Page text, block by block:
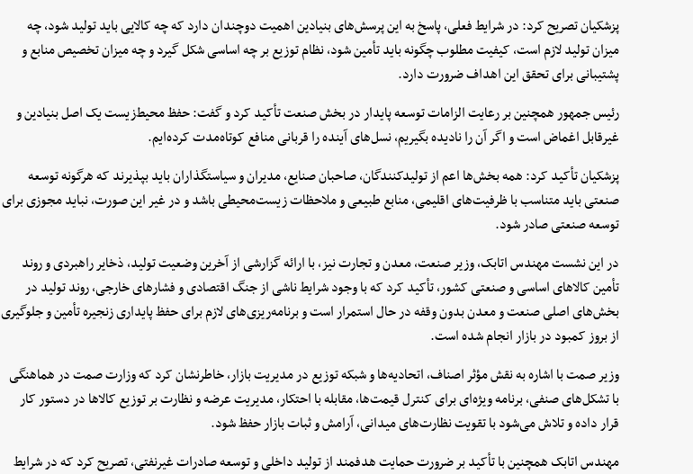
پزشکیان تصریح کرد: در شرایط فعلی، پاسخ به این پرسش‌های بنیادین اهمیت دوچندان دارد که چه کالایی باید تولید شود، چه
میزان تولید لازم است، کیفیت مطلوب چگونه باید تأمین شود، نظام توزیع بر چه اساسی شکل گیرد و چه میزان تخصیص منابع و
پشتیبانی برای تحقق این اهداف ضرورت دارد.
رئیس جمهور همچنین بر رعایت الزامات توسعه پایدار در بخش صنعت تأکید کرد و گفت: حفظ محیط‌زیست یک اصل بنیادین و
غیرقابل اغماض است و اگر آن را نادیده بگیریم، نسل‌های آینده را قربانی منافع کوتاه‌مدت کرده‌ایم.
پزشکیان تأکید کرد: همه بخش‌ها اعم از تولیدکنندگان، صاحبان صنایع، مدیران و سیاستگذاران باید بپذیرند که هرگونه توسعه
صنعتی باید متناسب با ظرفیت‌های اقلیمی، منابع طبیعی و ملاحظات زیست‌محیطی باشد و در غیر این صورت، نباید مجوزی برای
توسعه صنعتی صادر شود.
در این نشست مهندس اتابک، وزیر صنعت، معدن و تجارت نیز، با ارائه گزارشی از آخرین وضعیت تولید، ذخایر راهبردی و روند
تأمین کالاهای اساسی و صنعتی کشور، تأکید کرد که با وجود شرایط ناشی از جنگ اقتصادی و فشارهای خارجی، روند تولید در
بخش‌های اصلی صنعت و معدن بدون وقفه در حال استمرار است و برنامه‌ریزی‌های لازم برای حفظ پایداری زنجیره تأمین و جلوگیری
از بروز کمبود در بازار انجام شده است.
وزیر صمت با اشاره به نقش مؤثر اصناف، اتحادیه‌ها و شبکه توزیع در مدیریت بازار، خاطرنشان کرد که وزارت صمت در هماهنگی
با تشکل‌های صنفی، برنامه ویژه‌ای برای کنترل قیمت‌ها، مقابله با احتکار، مدیریت عرضه و نظارت بر توزیع کالاها در دستور کار
قرار داده و تلاش می‌شود با تقویت نظارت‌های میدانی، آرامش و ثبات بازار حفظ شود.
مهندس اتابک همچنین با تأکید بر ضرورت حمایت هدفمند از تولید داخلی و توسعه صادرات غیرنفتی، تصریح کرد که در شرایط